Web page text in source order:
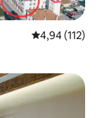
Classificação
4,94 (112)